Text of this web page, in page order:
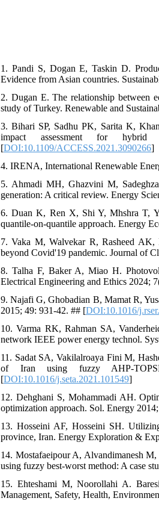
1. Pandi S, Dogan E, Taskin D.
Evidence from Asian countries.
2. Dugan E. The relationship between
study of Turkey. Renewable and
3. Bihari SP, Sadhu PK, Sarita K,
impact assessment for
[DOI:10.1109/ACCESS.2021.3090266]
4. IRENA, International Renewable
5. Ahmadi MH, Ghazvini M,
generation: A critical review. Energy
6. Duan K, Ren X, Shi Y, Mhshra T,
quantile-on-quantile approach. Energy
7. Vaka M, Walvekar R, Rasheed AK,
beyond Covid'19 pandemic. Journal of
8. Talha F, Baker A, Miao H.
Electrical Engineering and Ethics 2024;
9. Najafi G, Ghobadian B, Mamat R,
2015; 49: 931-42. ## [DOI:10.1016/
10. Varma RK, Rahman SA,
network IEEE power energy technol.
11. Sadat SA, Vakilalroaya Fini M,
of Iran using fuzzy AHP-
[DOI:10.1016/j.seta.2021.101549]
12. Dehghani S, Mohammadi AH.
optimization approach. Sol. Energy
13. Hosseini AF, Hosseini SH.
province, Iran. Energy Exploration &
14. Mostafaeipour A, Alvandimanesh
using fuzzy best-worst method: A case
15. Ehteshami M, Noorollahi A.
Management, Safety, Health,